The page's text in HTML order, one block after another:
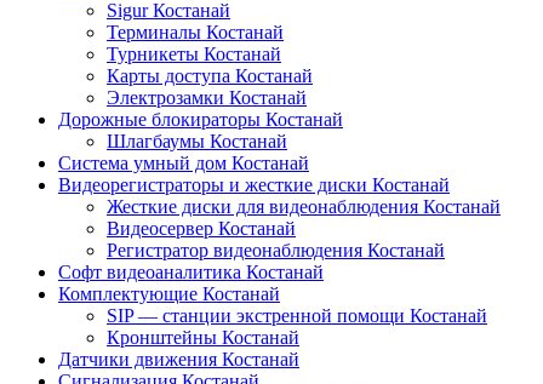
Sigur Костанай
Терминалы Костанай
Турникеты Костанай
Карты доступа Костанай
Электрозамки Костанай
Дорожные блокираторы Костанай
Шлагбаумы Костанай
Система умный дом Костанай
Видеорегистраторы и жесткие диски Костанай
Жесткие диски для видеонаблюдения Костанай
Видеосервер Костанай
Регистратор видеонаблюдения Костанай
Софт видеоаналитика Костанай
Комплектующие Костанай
SIP — станции экстренной помощи Костанай
Кронштейны Костанай
Датчики движения Костанай